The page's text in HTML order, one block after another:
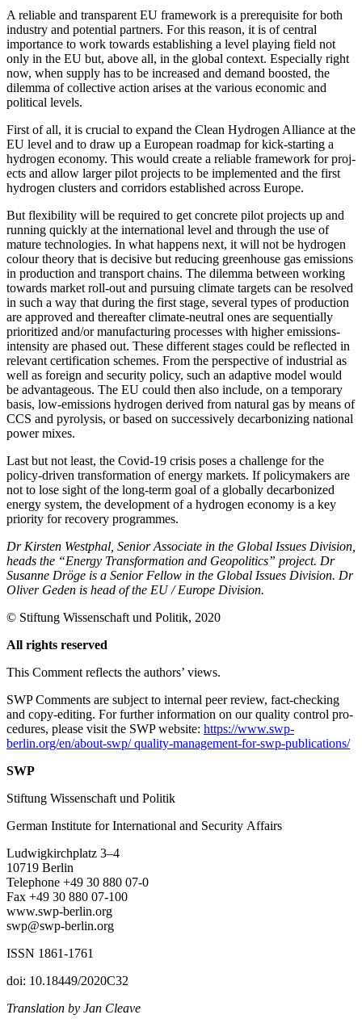
A reliable and transparent EU framework is a prerequisite for both
industry and poten­­tial partners. For this reason, it is of central
importance to work towards establishing a level playing field not
only in the EU but, above all, in the global context. Especially right
now, when supply has to be increased and demand boosted, the
dilemma of collec­tive action arises at the various economic and
political levels.
First of all, it is crucial to expand the Clean Hydrogen Alliance at the
EU level and to draw up a European roadmap for kick-starting a
hydrogen economy. This would create a reliable framework for proj­
ects and allow larger pilot projects to be im­plemented and the first
hydrogen clus­ters and corridors established across Europe.
But flexibility will be required to get con­crete pilot projects up and
running quickly at the international level and through the use of
mature technologies. In what hap­pens next, it will not be hydrogen
colour theory that is decisive but reducing green­house gas emissions
in production and transport chains. The dilemma between working
towards market roll-out and pur­suing climate targets can be resolved
in such a way that during the first stage, several types of production
are approved and thereafter climate-neutral ones are sequentially
prioritized and/or manufacturing processes with higher emissions-
inten­sity are phased out. These different stages could be reflected in
relevant certification schemes. From the perspective of industrial as
well as foreign and security policy, such an adaptive model would
be advantageous. The EU could then also include, on a tem­po­rary
basis, low-emissions hydrogen derived from natural gas by means of
CCS and pyrolysis, or based on successively de­carbonizing national
power mixes.
Last but not least, the Covid-19 crisis poses a challenge for the
policy-driven trans­formation of energy markets. If policy­makers are
not to lose sight of the long-term goal of a globally decarbonized
energy system, the development of a hydrogen economy is a key
priority for recovery pro­grammes.
Dr Kirsten Westphal, Senior Associate in the Global Issues Division,
heads the “Energy Transformation and Geopolitics” project. Dr
Susanne Dröge is a Senior Fellow in the Global Issues Division. Dr
Oliver Geden is head of the EU / Europe Division.
© Stiftung Wissenschaft und Politik, 2020
All rights reserved
This Comment reflects the authors’ views.
SWP Comments are subject to internal peer review, fact-checking
and copy-editing. For further information on our quality control pro­
cedures, please visit the SWP website: https://www.swp-
berlin.org/en/about-swp/ quality-management-for-swp-publications/
SWP
Stiftung Wissenschaft und Politik
German Institute for International and Security Affairs
Ludwigkirchplatz 3–4
10719 Berlin
Telephone +49 30 880 07-0
Fax +49 30 880 07-100
www.swp-berlin.org
swp@swp-berlin.org
ISSN 1861-1761
doi: 10.18449/2020C32
Translation by Jan Cleave